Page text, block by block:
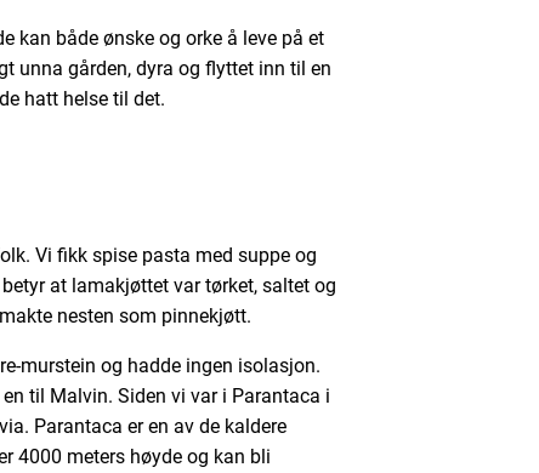
kan både ønske og orke å leve på et
unna gården, dyra og flyttet inn til en
hatt helse til det.
Vi fikk spise pasta med suppe og
at lamakjøttet var tørket, saltet og
nesten som pinnekjøtt.
murstein og hadde ingen isolasjon.
til Malvin. Siden vi var i Parantaca i
Parantaca er en av de kaldere
4000 meters høyde og kan bli